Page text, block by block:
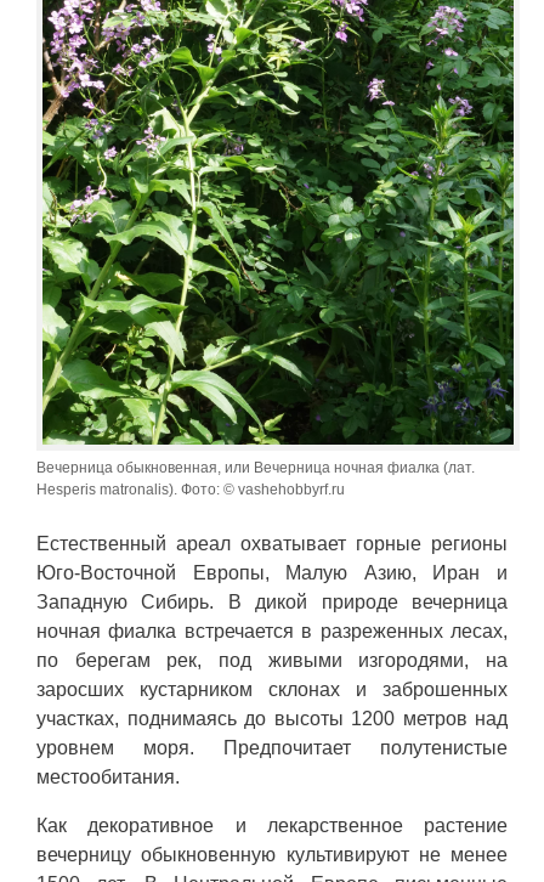
Вечерница обыкновенная, или Вечерница ночная фиалка (лат.
Hesperis matronalis). Фото: © vashehobbyrf.ru
Естественный ареал охватывает горные регионы
Юго-Восточной Европы, Малую Азию, Иран и
Западную Сибирь. В дикой природе вечерница
ночная фиалка встречается в разреженных лесах,
по берегам рек, под живыми изгородями, на
заросших кустарником склонах и заброшенных
участках, поднимаясь до высоты 1200 метров над
уровнем моря. Предпочитает полутенистые
местообитания.
Как декоративное и лекарственное растение
вечерницу обыкновенную культивируют не менее